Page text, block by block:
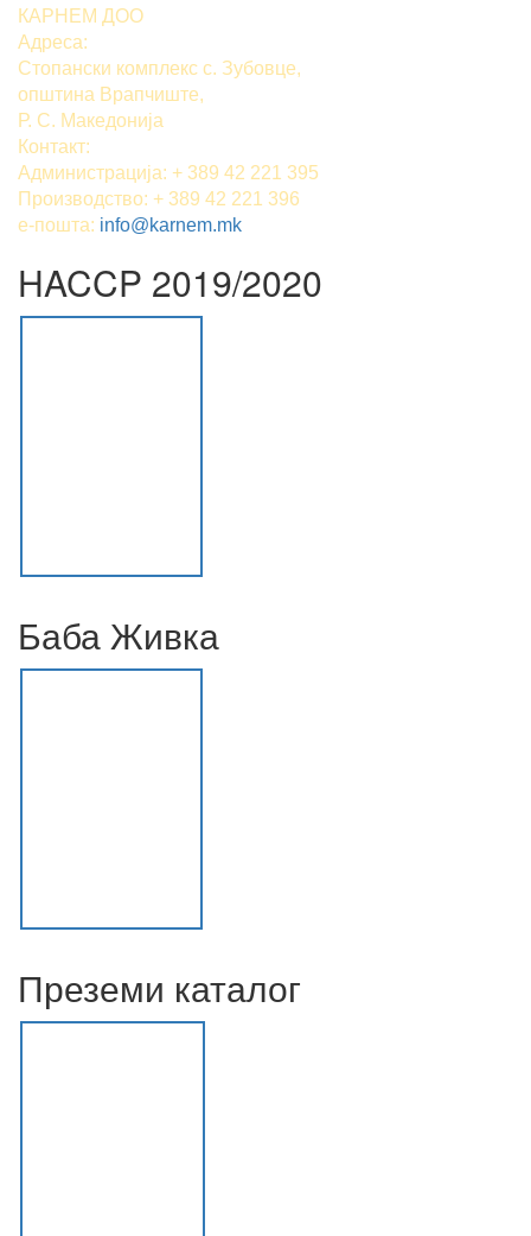
КАРНЕМ ДОО
Адреса:
Стопански комплекс с. Зубовце,
општина Врапчиште,
Р. С. Македонија
Контакт:
Администрација: + 389 42 221 395
Производство: + 389 42 221 396
е-пошта: info@karnem.mk
HACCP 2019/2020
Баба Живка
Преземи каталог